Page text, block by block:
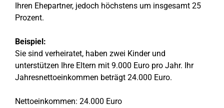
Ihren Ehepartner, jedoch höchstens um insgesamt 25
Prozent.
Beispiel:
Sie sind verheiratet, haben zwei Kinder und
unterstützen Ihre Eltern mit 9.000 Euro pro Jahr. Ihr
Jahresnettoeinkommen beträgt 24.000 Euro.
Nettoeinkommen: 24.000 Euro